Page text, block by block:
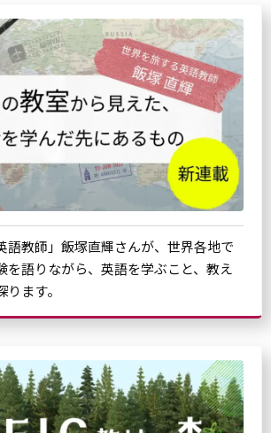
語教師」飯塚直輝さんが、世界各地で
を語りながら、英語を学ぶこと、教え
ます。